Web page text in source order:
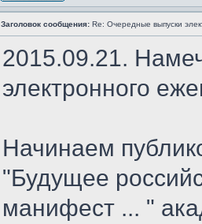
Заголовок сообщения: Re: Очередные выпуски
2015.09.21.
электронного
Начинаем
"Будущее
манифест ... "